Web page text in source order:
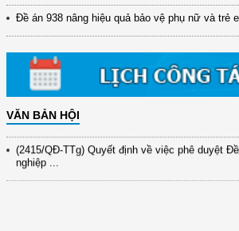
Đề án 938 nâng hiệu quả bảo vệ phụ nữ và trẻ
VĂN BẢN HỘI
(898/KH/ĐCT) Kế hoạch thực hiện Quyết định
(417/QĐ-BNNMT) Quyết định phê duyệt
xây dựng ...
(891/KH-ĐCT) Kế hoạch thực hiện Nghị quyết
9/9/2025 của Bộ ...
(2415/QĐ-TTg) Quyết định về việc phê duyệt
nghiệp ...